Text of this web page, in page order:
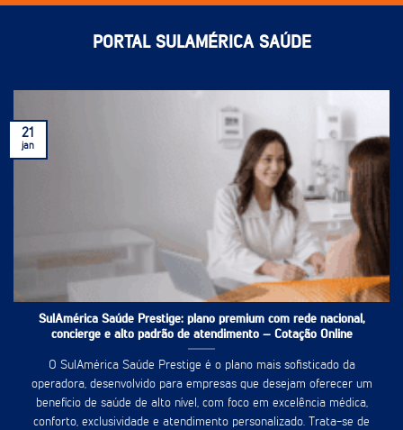
PORTAL SULAMÉRICA SAÚDE
SulAmérica Saúde Prestige: plano premium com rede nacional,
concierge e alto padrão de atendimento – Cotação Online
O SulAmérica Saúde Prestige é o plano mais sofisticado da
operadora, desenvolvido para empresas que desejam oferecer um
benefício de saúde de alto nível, com foco em excelência médica,
conforto, exclusividade e atendimento personalizado. Trata-se de
21
jan